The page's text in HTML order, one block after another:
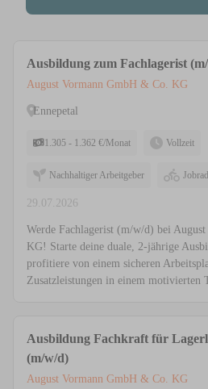
Ausbildung zum Fachlagerist
August Vormann GmbH & Co. KG
Ennepetal
1.305 - 1.362 €/Monat Vollzeit
Nachhaltiger Arbeitgeber Jobrad
29.07.2026
Werde Fachlagerist (m/w/d) bei
KG! Starte deine duale, 2-jährige
profitiere von einem sicheren
Zusatzleistungen in einem motivierten
Ausbildung Fachkraft für
(m/w/d)
August Vormann GmbH & Co. KG